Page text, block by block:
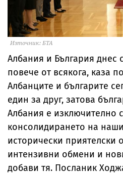
Източник: БТА
Албания и България днес
повече от всякога, каза
Албанците и българите
един за друг, затова
Албания е изключително
консолидирането на
исторически приятелски
интензивни обмени и
добави тя. Посланик